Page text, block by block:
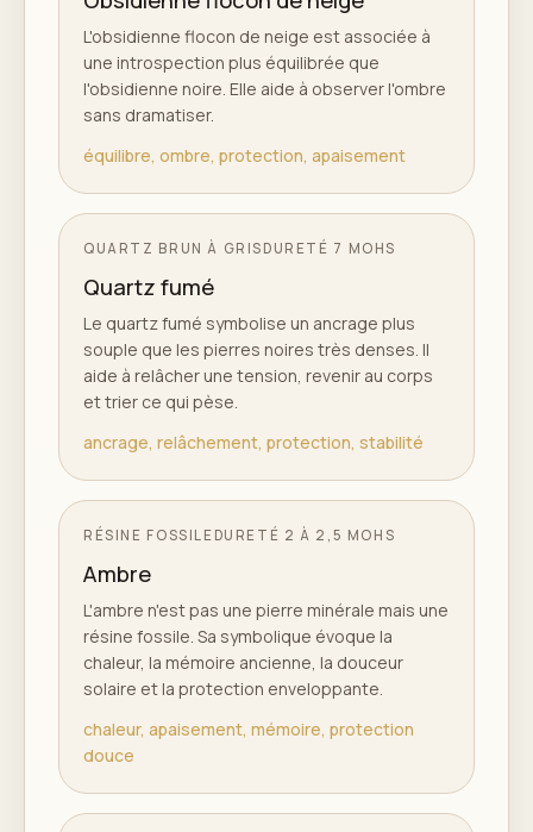
L'obsidienne flocon de neige est associée à
une introspection plus équilibrée que
l'obsidienne noire. Elle aide à observer l'ombre
sans dramatiser.
équilibre, ombre, protection, apaisement
QUARTZ BRUN À GRIS DURETÉ 7 MOHS
Quartz fumé
Le quartz fumé symbolise un ancrage plus
souple que les pierres noires très denses. Il
aide à relâcher une tension, revenir au corps
et trier ce qui pèse.
ancrage, relâchement, protection, stabilité
RÉSINE FOSSILE DURETÉ 2 À 2,5 MOHS
Ambre
L'ambre n'est pas une pierre minérale mais une
résine fossile. Sa symbolique évoque la
chaleur, la mémoire ancienne, la douceur
solaire et la protection enveloppante.
chaleur, apaisement, mémoire, protection
douce